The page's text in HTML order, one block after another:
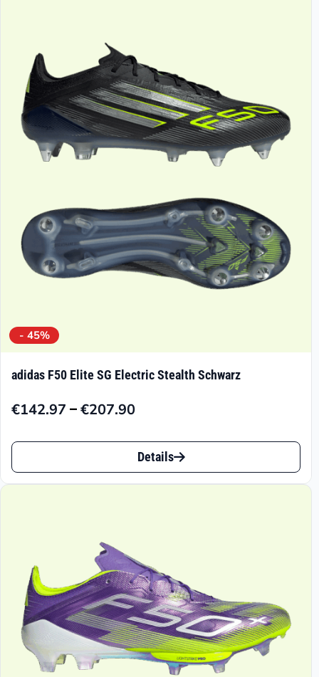
- 45%
adidas F50 Elite SG Electric Stealth Schwarz
€142.97 –€207.90
Preisspanne:
€207.90
Dieses
Produkt
auf.
Die
Optionen
können
Details